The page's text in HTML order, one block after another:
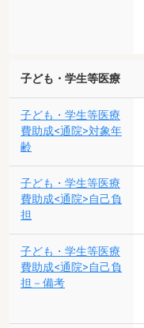
子ども・学生等医療
子ども・学生等医療
費助成<通院>対象年
齢
子ども・学生等医療
費助成<通院>自己負
担
子ども・学生等医療
費助成<通院>自己負
担－備考